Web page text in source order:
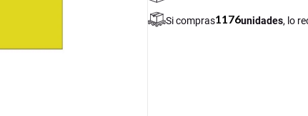
Si compras1176unidades, lo